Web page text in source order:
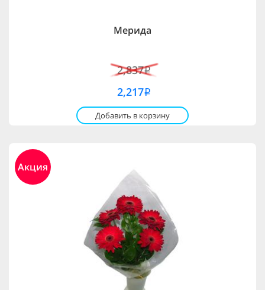
Мерида
2,837i
2,217i
Добавить в корзину
Акция